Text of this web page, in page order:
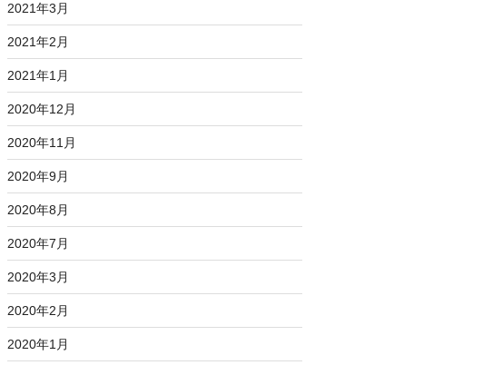
2021年3月
2021年2月
2021年1月
2020年12月
2020年11月
2020年9月
2020年8月
2020年7月
2020年3月
2020年2月
2020年1月